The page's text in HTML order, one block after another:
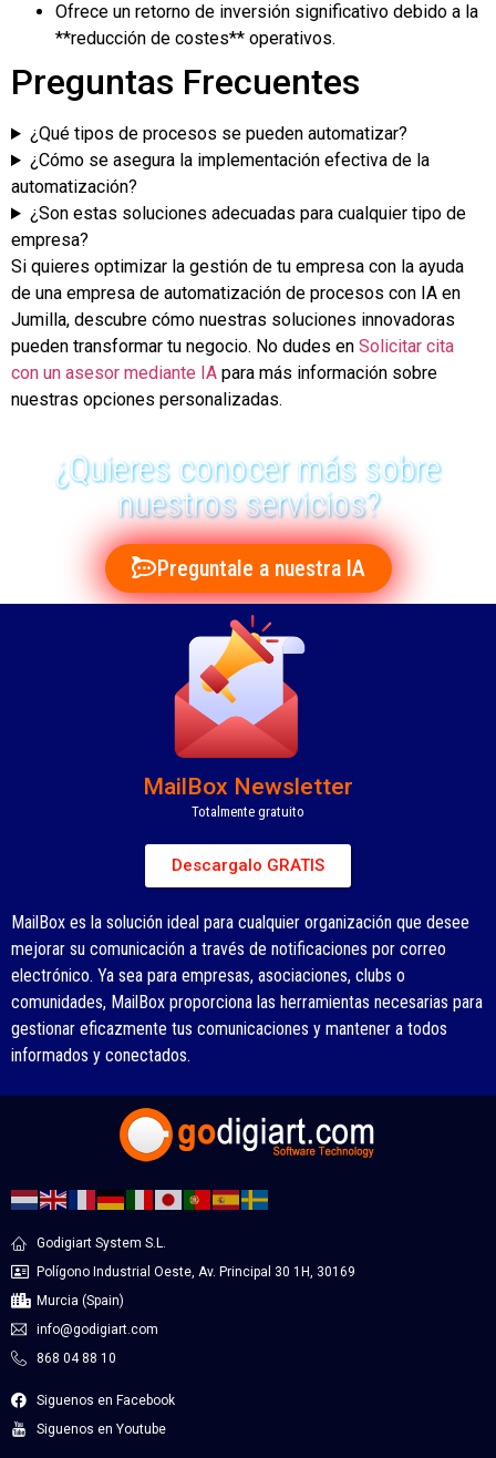
Ofrece un retorno de inversión significativo debido a la
**reducción de costes** operativos.
Preguntas Frecuentes
¿Qué tipos de procesos se pueden automatizar?
¿Cómo se asegura la implementación efectiva de la
automatización?
¿Son estas soluciones adecuadas para cualquier tipo de
empresa?
Si quieres optimizar la gestión de tu empresa con la ayuda
de una empresa de automatización de procesos con IA en
Jumilla, descubre cómo nuestras soluciones innovadoras
pueden transformar tu negocio. No dudes en Solicitar cita
con un asesor mediante IA para más información sobre
nuestras opciones personalizadas.
¿Quieres conocer más sobre
nuestros servicios?
Preguntale a nuestra IA
MailBox Newsletter
Totalmente gratuito
Descargalo GRATIS
MailBox es la solución ideal para cualquier organización que desee
mejorar su comunicación a través de notificaciones por correo
electrónico. Ya sea para empresas, asociaciones, clubs o
comunidades, MailBox proporciona las herramientas necesarias para
gestionar eficazmente tus comunicaciones y mantener a todos
informados y conectados.
Godigiart System S.L.
Polígono Industrial Oeste, Av. Principal 30 1H, 30169
Murcia (Spain)
info@godigiart.com
868 04 88 10
Siguenos en Facebook
Siguenos en Youtube